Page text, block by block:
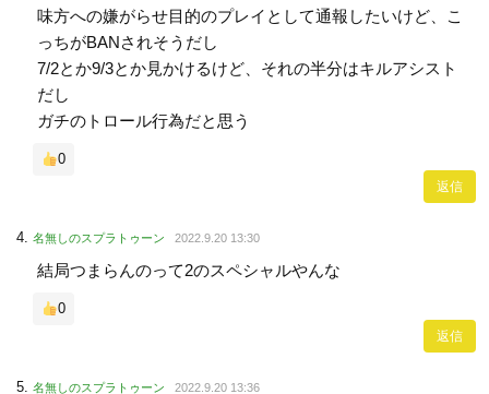
味方への嫌がらせ目的のプレイとして通報したいけど、こ
っちがBANされそうだし
7/2とか9/3とか見かけるけど、それの半分はキルアシスト
だし
ガチのトロール行為だと思う
0
返信
名無しのスプラトゥーン 2022.9.20 13:30
結局つまらんのって2のスペシャルやんな
0
返信
名無しのスプラトゥーン 2022.9.20 13:36